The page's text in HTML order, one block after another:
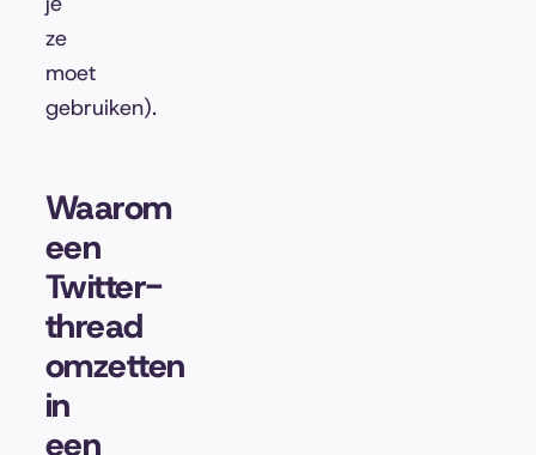
ze
moet
gebruiken).
Waarom
een
Twitter-
thread
omzetten
in
een